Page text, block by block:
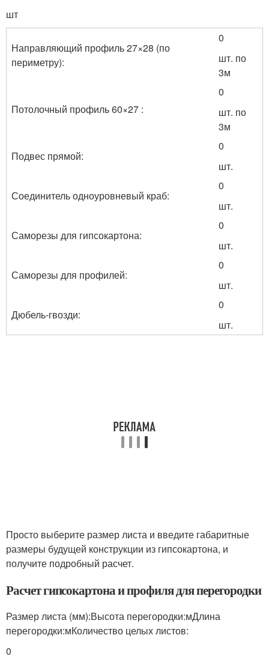
шт
Направляющий профиль 27×28 (по
периметру):
0
шт. по
3м
Потолочный профиль 60×27 :
0
шт. по
3м
Подвес прямой:
0
шт.
Соединитель одноуровневый краб:
0
шт.
Саморезы для гипсокартона:
0
шт.
Саморезы для профилей:
0
шт.
Дюбель-гвозди:
0
шт.
Просто выберите размер листа и введите габаритные
размеры будущей конструкции из гипсокартона, и
получите подробный расчет.
Расчет гипсокартона и профиля для перегородки
Размер листа (мм):Высота перегородки:мДлина
перегородки:мКоличество целых листов:
0